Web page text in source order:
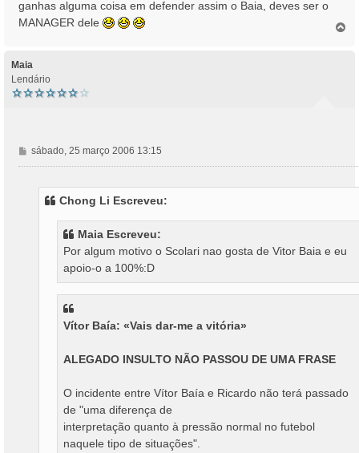
ganhas alguma coisa em defender assim o Baia, deves ser o
MANAGER dele
Maia
Lendário
M
e
sábado, 25 março 2006 13:15
Chong Li Escreveu:
Maia Escreveu:
Por algum motivo o Scolari nao gosta de Vitor Baia e eu
apoio-o a 100%:D
Vítor Baía: «Vais dar-me a vitória»
ALEGADO INSULTO NÃO PASSOU DE UMA FRASE
O incidente entre Vítor Baía e Ricardo não terá passado
de "uma diferença de
interpretação quanto à pressão normal no futebol
naquele tipo de situações".